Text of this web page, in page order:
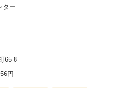
ター
65-8
円